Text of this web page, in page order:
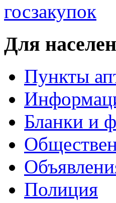
Для
Пункты
Бланки и
Полиция